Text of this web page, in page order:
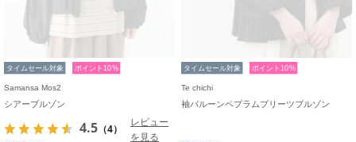
タイムセール対象 ポイント10%
Samansa Mos2
シアーブルゾン
4.5 （4）
レビュー
を見る
タイムセール対象 ポイント10%
Te chichi
袖バルーンペプラムプリーツブルゾン